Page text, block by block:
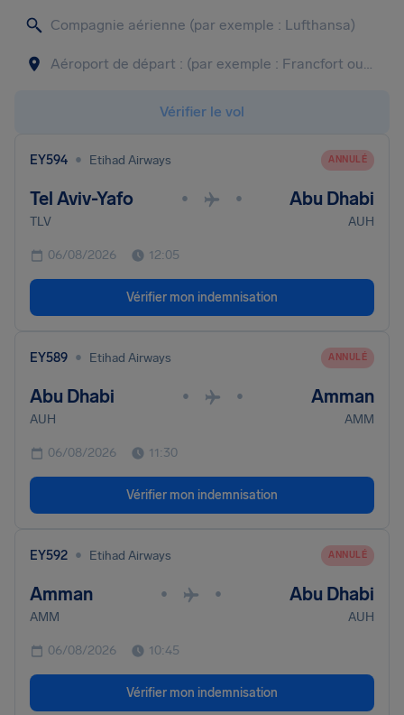
Vérifier le vol
EY594 • Etihad Airways ANNULÉ
Tel Aviv-Yafo • • Abu Dhabi
TLV AUH
06/08/2026 12:05
Vérifier mon indemnisation
EY589 • Etihad Airways ANNULÉ
Abu Dhabi • • Amman
AUH AMM
06/08/2026 11:30
Vérifier mon indemnisation
EY592 • Etihad Airways ANNULÉ
Amman • • Abu Dhabi
AMM AUH
06/08/2026 10:45
Vérifier mon indemnisation